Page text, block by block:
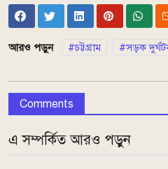
আরও পড়ুন চট্টগ্রাম সড়ক
Comments
এ সম্পর্কিত আরও পড়ুন